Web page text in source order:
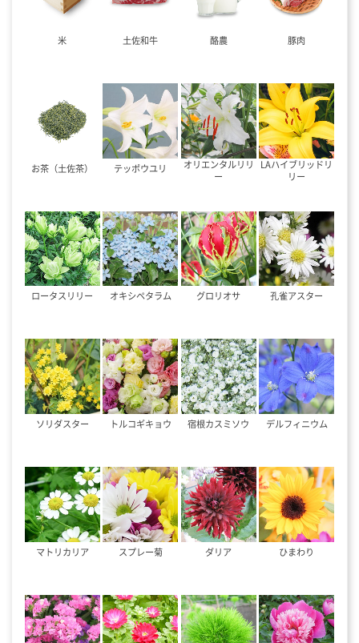
米 土佐和牛 酪農 豚肉
お茶（土佐茶） テッポウユリ
オリエンタルリリ
ー
LAハイブリッドリ
リー
ロータスリリー オキシペタラム グロリオサ 孔雀アスター
ソリダスター トルコギキョウ 宿根カスミソウ デルフィニウム
マトリカリア スプレー菊 ダリア ひまわり